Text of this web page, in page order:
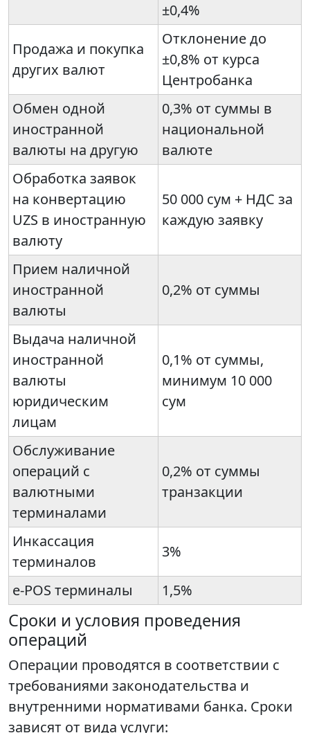
±0,4%
Продажа и покупка
других валют
Отклонение до
±0,8% от курса
Центробанка
Обмен одной
иностранной
валюты на другую
0,3% от суммы в
национальной
валюте
Обработка заявок
на конвертацию
UZS в иностранную
валюту
50 000 сум + НДС за
каждую заявку
Прием наличной
иностранной
валюты
0,2% от суммы
Выдача наличной
иностранной
валюты
юридическим
лицам
0,1% от суммы,
минимум 10 000
сум
Обслуживание
операций с
валютными
терминалами
0,2% от суммы
транзакции
Инкассация
терминалов
3%
e-POS терминалы 1,5%
Сроки и условия проведения
операций
Операции проводятся в соответствии с
требованиями законодательства и
внутренними нормативами банка. Сроки
зависят от вида услуги: